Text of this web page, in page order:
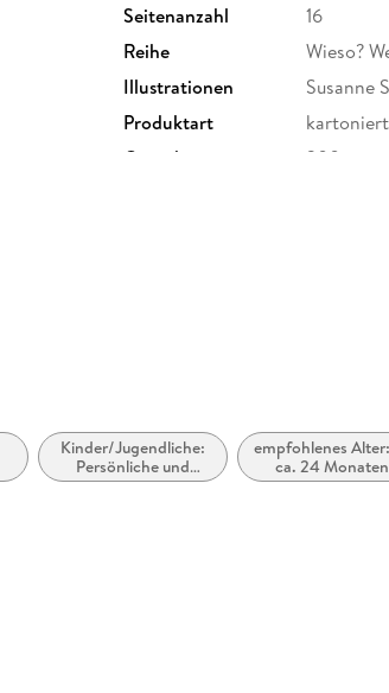
Seitenanzahl
16
Reihe
Wieso?
Illustrationen
Susanne
Produktart
kartoniert
Gewicht
300 g
Kinder/Jugendliche:
Persönliche und
soziale Themen:
empfohlenes
ca. 24 Monaten